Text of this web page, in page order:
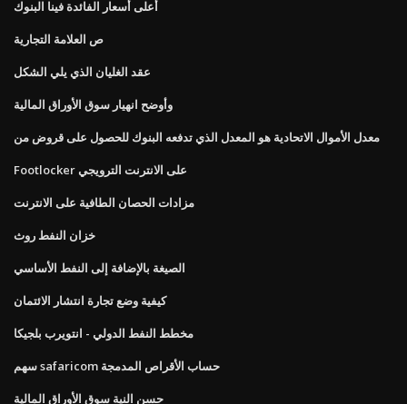
أعلى أسعار الفائدة فينا البنوك
ص العلامة التجارية
عقد الغليان الذي يلي الشكل
وأوضح انهيار سوق الأوراق المالية
معدل الأموال الاتحادية هو المعدل الذي تدفعه البنوك للحصول على قروض من
Footlocker على الانترنت الترويجي
مزادات الحصان الطافية على الانترنت
خزان النفط روث
الصيغة بالإضافة إلى النفط الأساسي
كيفية وضع تجارة انتشار الائتمان
مخطط النفط الدولي - انتويرب بلجيكا
سهم safaricom حساب الأقراص المدمجة
حسن النية سوق الأوراق المالية